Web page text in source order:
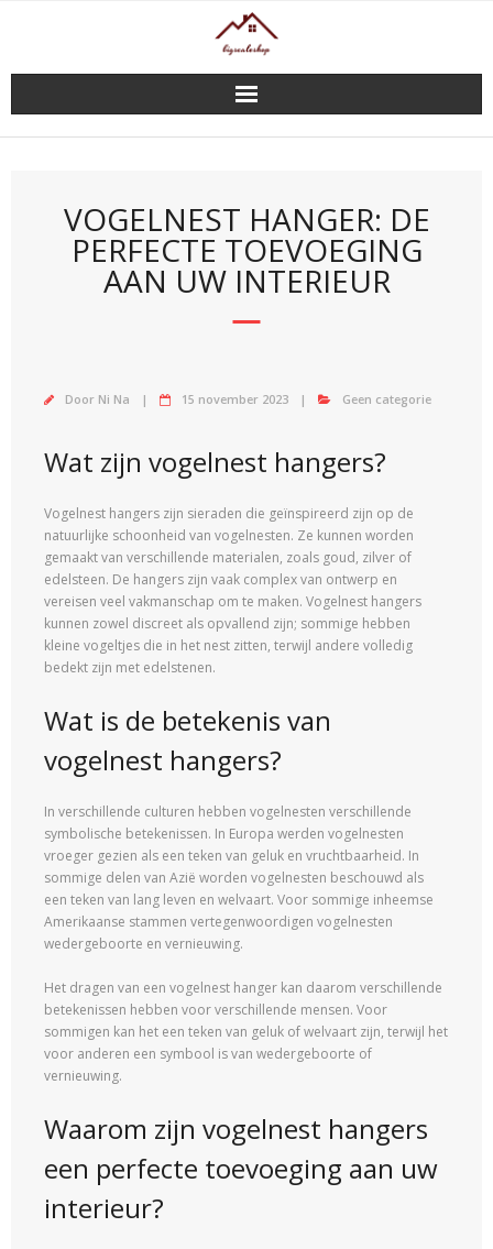
VOGELNEST HANGER: DE
PERFECTE TOEVOEGING
AAN UW INTERIEUR
Door Ni Na 15 november 2023 Geen categorie
Wat zijn vogelnest hangers?
Vogelnest hangers zijn sieraden die geïnspireerd zijn op de
natuurlijke schoonheid van vogelnesten. Ze kunnen worden
gemaakt van verschillende materialen, zoals goud, zilver of
edelsteen. De hangers zijn vaak complex van ontwerp en
vereisen veel vakmanschap om te maken. Vogelnest hangers
kunnen zowel discreet als opvallend zijn; sommige hebben
kleine vogeltjes die in het nest zitten, terwijl andere volledig
bedekt zijn met edelstenen.
Wat is de betekenis van
vogelnest hangers?
In verschillende culturen hebben vogelnesten verschillende
symbolische betekenissen. In Europa werden vogelnesten
vroeger gezien als een teken van geluk en vruchtbaarheid. In
sommige delen van Azië worden vogelnesten beschouwd als
een teken van lang leven en welvaart. Voor sommige inheemse
Amerikaanse stammen vertegenwoordigen vogelnesten
wedergeboorte en vernieuwing.
Het dragen van een vogelnest hanger kan daarom verschillende
betekenissen hebben voor verschillende mensen. Voor
sommigen kan het een teken van geluk of welvaart zijn, terwijl het
voor anderen een symbool is van wedergeboorte of
vernieuwing.
Waarom zijn vogelnest hangers
een perfecte toevoeging aan uw
interieur?